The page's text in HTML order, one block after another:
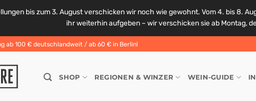
bis zum 3. August verschicken wir noch wie gewohnt. Vom 4. bis 8.
ihr weiterhin aufgeben – wir verschicken sie ab Montag,
ab 100 € deutschlandweit / ab 60 € in Berlin!
SHOP REGIONEN & WINZER WEIN-GUIDE